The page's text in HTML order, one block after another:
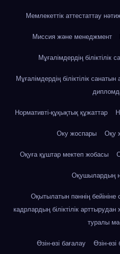
Мемлекеттік аттестаттау
Миссия және менеджмент
Мұғалімдердің біліктілік
Мұғалімдердің біліктілік
Нормативті-құқықтық құжаттар
Оку жоспары Оқу
Оқуға құштар мектеп жобасы
Оқушылардың
Оқытылатын пәннің
кадрлардың біліктілік
туралы
Өзін-өзі бағалау Өзін-